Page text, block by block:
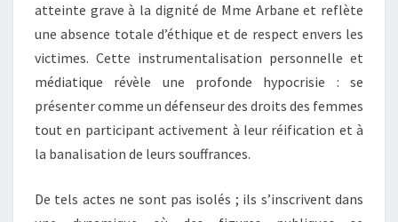
atteinte grave à la dignité de Mme Arbane et reflète
une absence totale d’éthique et de respect envers les
victimes. Cette instrumentalisation personnelle et
médiatique révèle une profonde hypocrisie : se
présenter comme un défenseur des droits des femmes
tout en participant activement à leur réification et à
la banalisation de leurs souffrances.
De tels actes ne sont pas isolés ; ils s’inscrivent dans